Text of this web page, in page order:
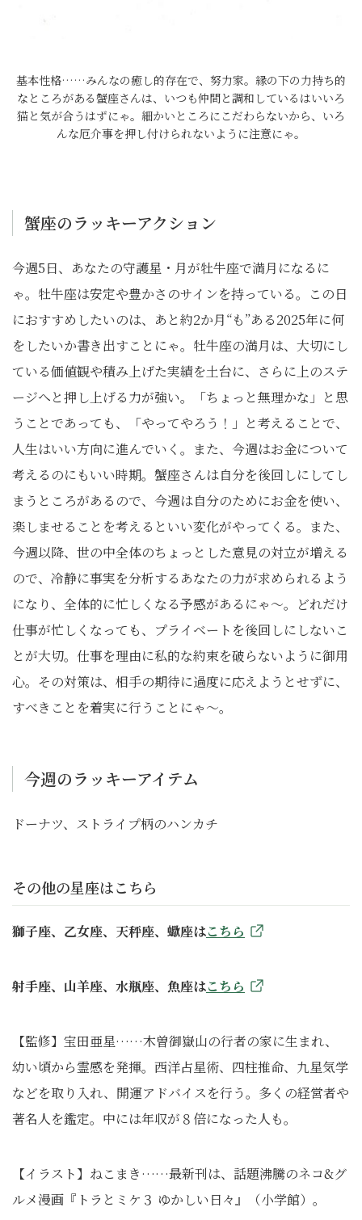
基本性格……みんなの癒し的存在で、努力家。縁の下の力持ち的
なところがある蟹座さんは、いつも仲間と調和しているはいいろ
猫と気が合うはずにゃ。細かいところにこだわらないから、いろ
んな厄介事を押し付けられないように注意にゃ。
蟹座のラッキーアクション
今週5日、あなたの守護星・月が牡牛座で満月になるに
ゃ。牡牛座は安定や豊かさのサインを持っている。この日
におすすめしたいのは、あと約2か月“も”ある2025年に何
をしたいか書き出すことにゃ。牡牛座の満月は、大切にし
ている価値観や積み上げた実績を土台に、さらに上のステ
ージへと押し上げる力が強い。「ちょっと無理かな」と思
うことであっても、「やってやろう！」と考えることで、
人生はいい方向に進んでいく。また、今週はお金について
考えるのにもいい時期。蟹座さんは自分を後回しにしてし
まうところがあるので、今週は自分のためにお金を使い、
楽しませることを考えるといい変化がやってくる。また、
今週以降、世の中全体のちょっとした意見の対立が増える
ので、冷静に事実を分析するあなたの力が求められるよう
になり、全体的に忙しくなる予感があるにゃ〜。どれだけ
仕事が忙しくなっても、プライベートを後回しにしないこ
とが大切。仕事を理由に私的な約束を破らないように御用
心。その対策は、相手の期待に過度に応えようとせずに、
すべきことを着実に行うことにゃ〜。
今週のラッキーアイテム
ドーナツ、ストライプ柄のハンカチ
その他の星座はこちら
獅子座、乙女座、天秤座、蠍座はこちら
射手座、山羊座、水瓶座、魚座はこちら
【監修】宝田亜星……木曽御嶽山の行者の家に生まれ、
幼い頃から霊感を発揮。西洋占星術、四柱推命、九星気学
などを取り入れ、開運アドバイスを行う。多くの経営者や
著名人を鑑定。中には年収が８倍になった人も。
【イラスト】ねこまき……最新刊は、話題沸騰のネコ&グ
ルメ漫画『トラとミケ３ ゆかしい日々』（小学館）。